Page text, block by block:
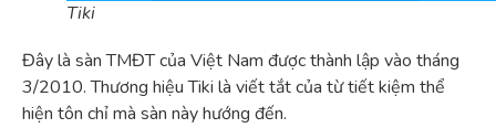
Tiki
Đây là sàn TMĐT của Việt Nam được thành lập vào tháng
3/2010. Thương hiệu Tiki là viết tắt của từ tiết kiệm thể
hiện tôn chỉ mà sàn này hướng đến.